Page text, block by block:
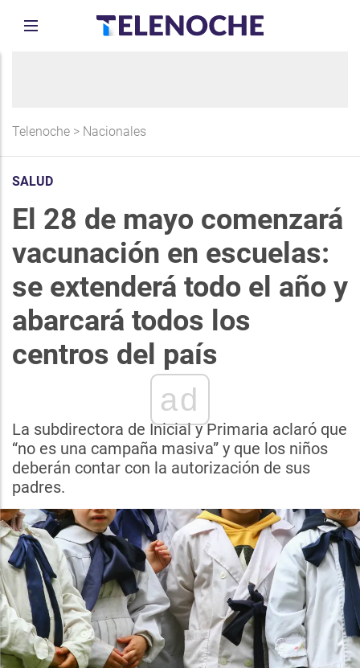
Telenoche > Nacionales
SALUD
El 28 de mayo comenzará
vacunación en escuelas:
se extenderá todo el año y
abarcará todos los
centros del país
ad
La subdirectora de Inicial y Primaria aclaró que
“no es una campaña masiva” y que los niños
deberán contar con la autorización de sus
padres.